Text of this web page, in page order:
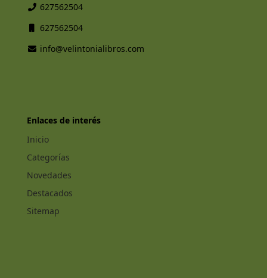
627562504
627562504
info@velintonialibros.com
Enlaces de interés
Inicio
Categorías
Novedades
Destacados
Sitemap